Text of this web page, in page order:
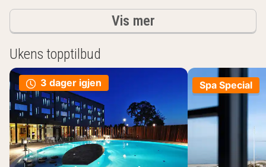
Vis merResultater
Ukens topptilbud
3 dager igjen Spa Special